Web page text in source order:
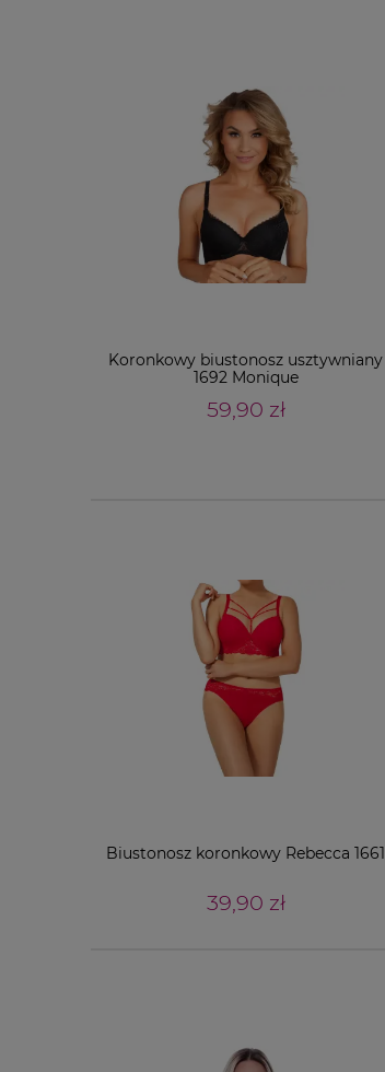
Koronkowy biustonosz usztywniany
1692 Monique
59,90 zł
Biustonosz koronkowy Rebecca 1661
39,90 zł